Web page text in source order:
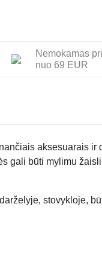
Nemokamas
nuo 69 EUR
aksesuarais ir
gali būti mylimu
stovykloje,